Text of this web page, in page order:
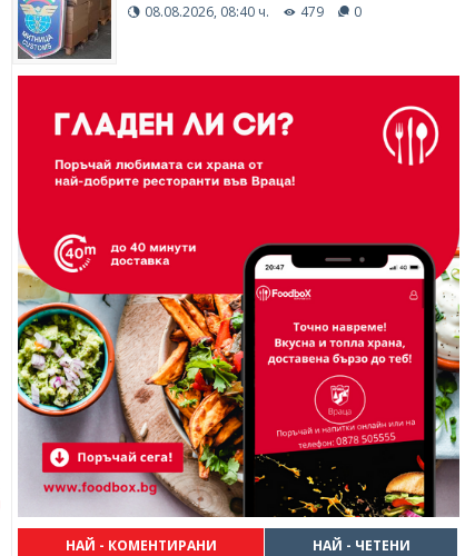
08.08.2026, 08:40 ч. 479 0
НАЙ - КОМЕНТИРАНИ НАЙ - ЧЕТЕНИ